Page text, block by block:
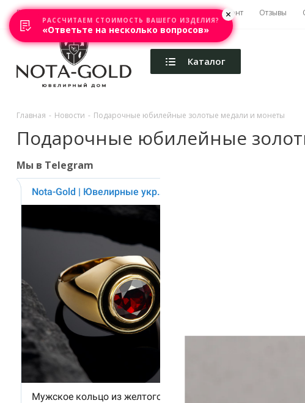
Главная Акции Каталоги Изготовление Ремонт Отзывы
Каталог
Главная - Новости - Подарочные юбилейные золотые медали и монеты
Подарочные юбилейные
Мы в Telegram
РАССЧИТАЕМ СТОИМОСТЬ ВАШЕГО ИЗДЕЛИЯ?
«Ответьте на несколько вопросов»